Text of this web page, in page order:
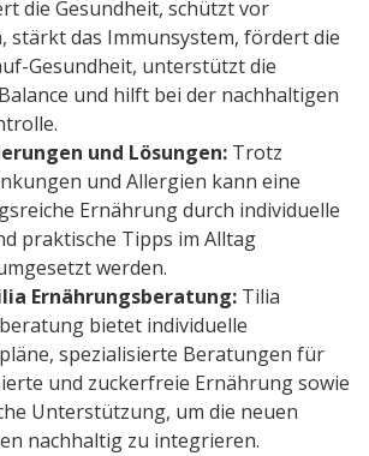
die Gesundheit, schützt vor
stärkt das Immunsystem, fördert die
Gesundheit, unterstützt die
und hilft bei der nachhaltigen
und Lösungen: Trotz
und Allergien kann eine
Ernährung durch individuelle
praktische Tipps im Alltag
werden.
Ernährungsberatung: Tilia
bietet individuelle
spezialisierte Beratungen für
und zuckerfreie Ernährung sowie
Unterstützung, um die neuen
nachhaltig zu integrieren.